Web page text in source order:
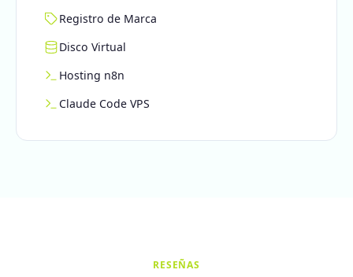
Registro de Marca
Disco Virtual
Hosting n8n
Claude Code VPS
RESEÑAS